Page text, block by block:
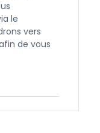
le
vers
de vous